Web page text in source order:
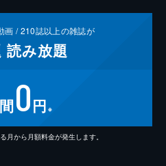
画 /210誌以上の雑誌が
読み放題
0円 ※
月から月額料金が発生します。